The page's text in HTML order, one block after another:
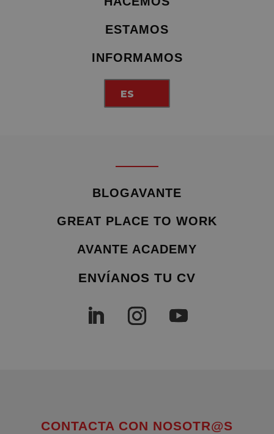
ESTAMOS
INFORMAMOS
ES
BLOGAVANTE
GREAT PLACE TO WORK
AVANTE ACADEMY
ENVÍANOS TU CV
CONTACTA CON NOSOTR@S